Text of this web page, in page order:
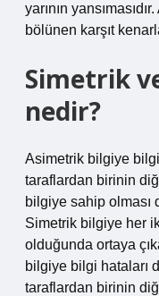
yarının
bölünen karşıt
Simetrik
nedir?
Asimetrik bilgiye
taraflardan birinin
bilgiye sahip olması
Simetrik bilgiye her
olduğunda ortaya
bilgiye bilgi hataları
taraflardan birinin